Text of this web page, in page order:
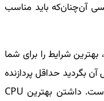
آن‌چنان‌که باید مناسب
حدود 64 گیگابایت، بهترین شرایط را برای شما
آن بگردید حداقل پردازنده
داشتن بهترین CPU